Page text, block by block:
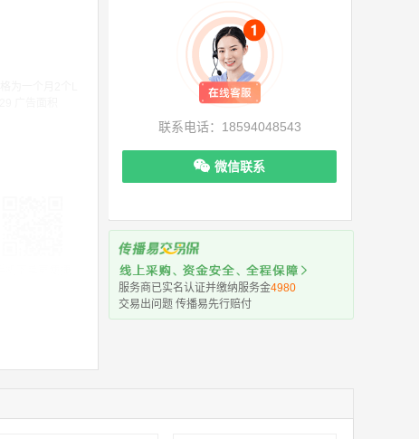
为一个月2个L
广告面积
联系电话：18594048543
微信联系
服务商已实名认证并缴纳服务金4980
交易出问题 传播易先行赔付